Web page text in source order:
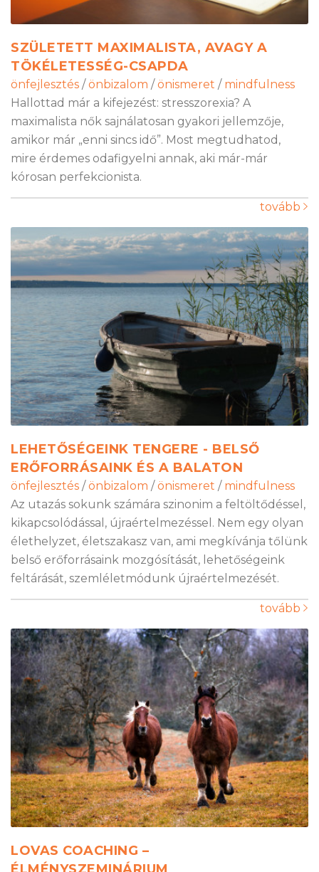
SZÜLETETT MAXIMALISTA, AVAGY A
TÖKÉLETESSÉG-CSAPDA
önfejlesztés / önbizalom / önismeret / mindfulness
Hallottad már a kifejezést: stresszorexia? A
maximalista nők sajnálatosan gyakori jellemzője,
amikor már „enni sincs idő”. Most megtudhatod,
mire érdemes odafigyelni annak, aki már-már
kórosan perfekcionista.
tovább
LEHETŐSÉGEINK TENGERE - BELSŐ
ERŐFORRÁSAINK ÉS A BALATON
önfejlesztés / önbizalom / önismeret / mindfulness
Az utazás sokunk számára szinonim a feltöltődéssel,
kikapcsolódással, újraértelmezéssel. Nem egy olyan
élethelyzet, életszakasz van, ami megkívánja tőlünk
belső erőforrásaink mozgósítását, lehetőségeink
feltárását, szemléletmódunk újraértelmezését.
tovább
LOVAS COACHING –